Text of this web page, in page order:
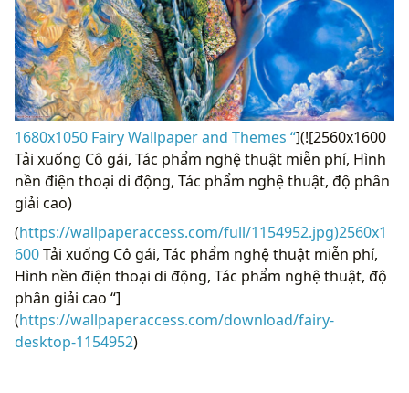
1680x1050 Fairy Wallpaper and Themes “](![2560x1600
Tải xuống Cô gái, Tác phẩm nghệ thuật miễn phí, Hình
nền điện thoại di động, Tác phẩm nghệ thuật, độ phân
giải cao)
(https://wallpaperaccess.com/full/1154952.jpg)2560x1
600Tải xuống Cô gái, Tác phẩm nghệ thuật miễn phí,
Hình nền điện thoại di động, Tác phẩm nghệ thuật, độ
phân giải cao “]
(https://wallpaperaccess.com/download/fairy-
desktop-1154952)